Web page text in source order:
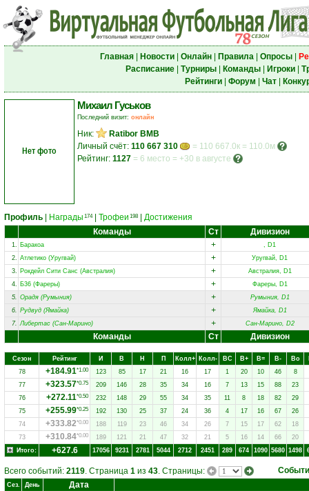
Главная| Новости| Онлайн| Правила| Опросы|
Расписание| Турниры| Команды| Игроки|
Рейтинги| Форум Чат|
Нет фото
Михаил Гуськов
Последний визит: онлайн
Ник:
Ratibor BMB
Личный счёт: 110 667 310
= 110 667.0к = 110.0м
Рейтинг: 1127 = 6 место = +30 в августе
Профиль Награды 174| Трофеи 198
Достижения
Команды
Ст Дивизион
1. Баракоа +
, D1
2. Атлетико (Уругвай) +
Уругвай, D1
3. Рокдейл Сити Санс (Австралия) +
Австралия, D1
4. Б36 (Фареры) +
Фареры, D1
5. Орадя (Румыния) +
Румыния, D1
6. Рудвуд (Ямайка) +
Ямайка, D1
7. Либертас (Сан-Марино) + Сан-Марино, D2
Команды Ст Дивизион
Сезон Рейтинг И В Н П Колл+ Колл- ВC В+ В= В- Вo
78
+184.91*1.00 123 85 17 21 16 17 1 20 10 46
8
77
+323.57*0.75 209 146 28 35 34 16 7 13 15 88
23
76
+272.11*0.50 232 148 29 55 34 35 11 8 18 82 29
75
+255.99*0.25 192 130 25 37 24 36 4 17 16 67 26
74
+333.82*0.00 188 119 23 46 34 26 7 15 17 62
18
73
+310.84*0.00 189 121 21 47 32 21 5 16 14 66
20
Итого:
+627.6 17056 9231 2781 5044 2712 2451 289 674 1090 5680 1498
Всего событий: 2119. Страница 1 из 43. Страницы:
Сез. День Дата